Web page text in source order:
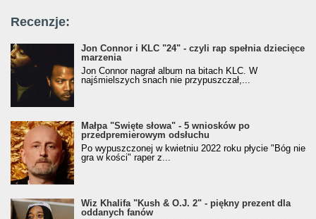
Recenzje:
Jon Connor i KLC "24" - czyli rap spełnia dziecięce
marzenia
Jon Connor nagrał album na bitach KLC. W
najśmielszych snach nie przypuszczał,...
Małpa "Święte słowa" - 5 wniosków po
przedpremierowym odsłuchu
Po wypuszczonej w kwietniu 2022 roku płycie "Bóg nie
gra w kości" raper z...
Wiz Khalifa "Kush & O.J. 2" - piękny prezent dla
oddanych fanów